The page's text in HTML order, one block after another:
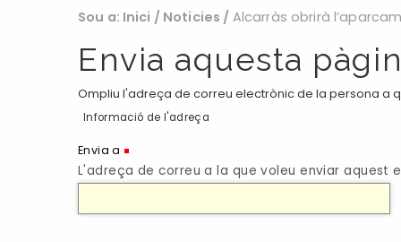
Sou a: Inici / Noticies / Alcarràs obrirà
Envia aquesta
Ompliu l'adreça de correu electrònic de la persona a
Informació de l'adreça
Envia a
L'adreça de correu a la que voleu enviar aquest